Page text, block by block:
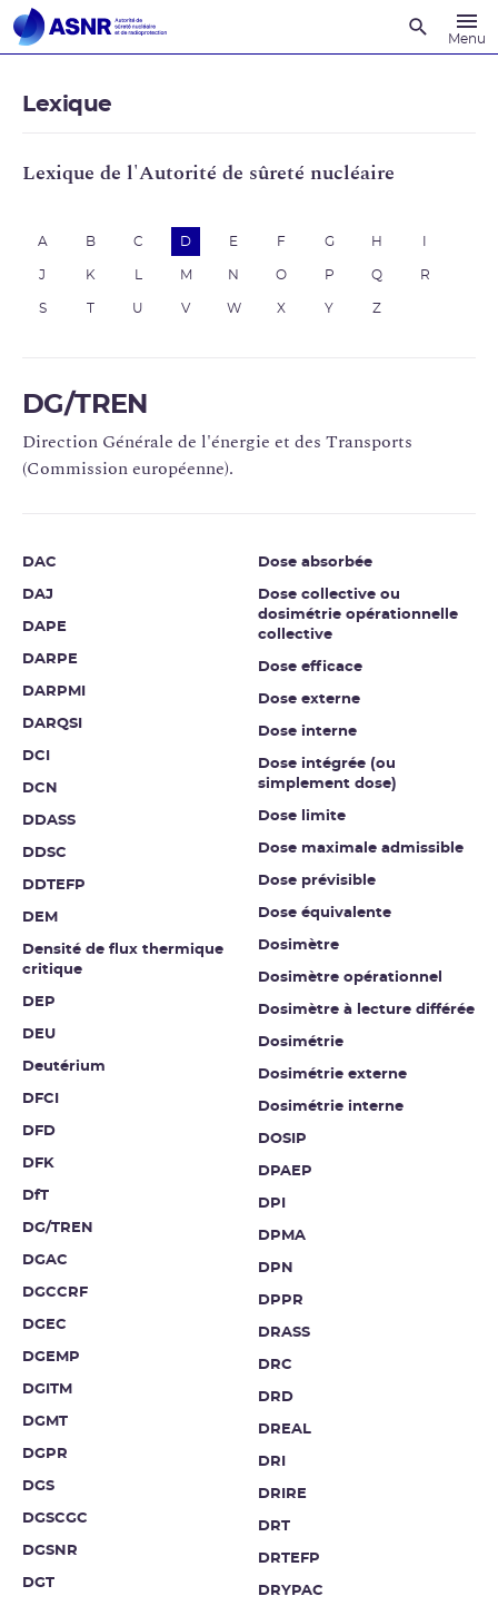
Menu
Lexique
Lexique de l'Autorité de sûreté nucléaire
A B C D E F G H
J K M N O P Q R
S U V W X Y Z
DG/TREN
Direction Générale de l'énergie et des Transports
(Commission européenne).
DAC
DAJ
DAPE
DARPE
DARPMI
DARQSI
DCI
DCN
DDASS
DDSC
DDTEFP
DEM
Densité de flux thermique
critique
DEP
DEU
Deutérium
DFCI
DFD
DFK
DfT
DG/TREN
DGAC
DGCCRF
DGEC
DGEMP
DGITM
DGMT
DGPR
DGS
DGSCGC
DGSNR
DGT
Dose absorbée
Dose collective ou
dosimétrie opérationnelle
collective
Dose efficace
Dose externe
Dose interne
Dose intégrée (ou
simplement dose)
Dose limite
Dose maximale admissible
Dose prévisible
Dose équivalente
Dosimètre
Dosimètre opérationnel
Dosimètre à lecture différée
Dosimétrie
Dosimétrie externe
Dosimétrie interne
DOSIP
DPAEP
DPI
DPMA
DPN
DPPR
DRASS
DRC
DRD
DREAL
DRI
DRIRE
DRT
DRTEFP
DRYPAC